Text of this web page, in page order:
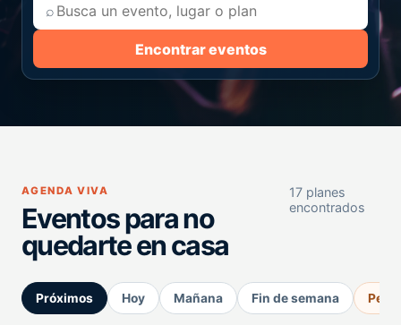
⌕
Encontrar eventos
AGENDA VIVA
Eventos para no
quedarte en casa
17 planes
encontrados
Próximos Hoy Mañana Fin de semana